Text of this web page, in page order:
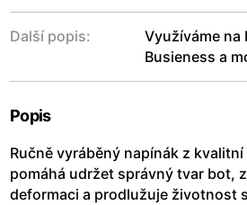
Další popis:
Využíváme na
Busieness a
Popis
Ručně vyráběný napínák z
pomáhá udržet správný tvar bot,
deformaci a prodlužuje životnost